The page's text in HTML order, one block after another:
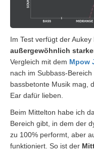
Im Test verfügt der
außergewöhnlich
Vergleich mit dem Mpow
nach im Subbass-
bassbetonte Musik mag,
Ear dafür lieben.
Beim Mittelton habe ich
Bereich gibt, in dem der
zu 100% performt, aber
funktioniert. So ist der